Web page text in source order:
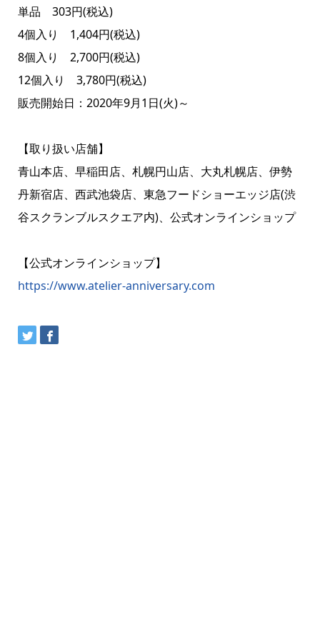
単品 303円(税込)
4個入り 1,404円(税込)
8個入り 2,700円(税込)
12個入り 3,780円(税込)
販売開始日：2020年9月1日(火)～
【取り扱い店舗】
青山本店、早稲田店、札幌円山店、大丸札幌店、伊勢
丹新宿店、西武池袋店、東急フードショーエッジ店(渋
谷スクランブルスクエア内)、公式オンラインショップ
【公式オンラインショップ】
https://www.atelier-anniversary.com